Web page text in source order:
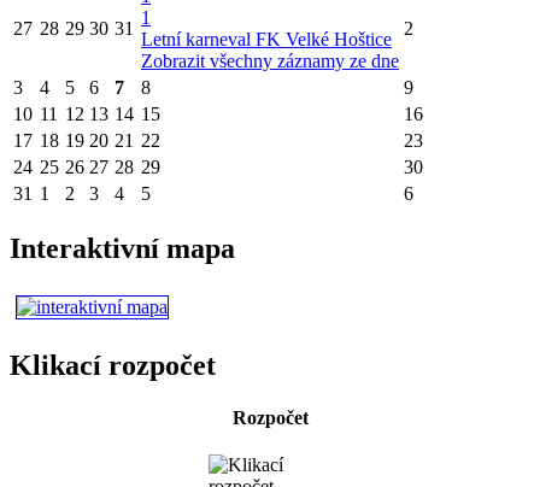
27 28 29 30 31
1
Letní karneval FK Velké Hoštice
Zobrazit všechny záznamy ze dne
2
3 4 5 6 7 8
9
10 11 12 13 14 15
16
17 18 19 20 21 22
23
24 25 26 27 28 29
30
31 1 2 3 4 5 6
Interaktivní mapa
Klikací rozpočet
Rozpočet